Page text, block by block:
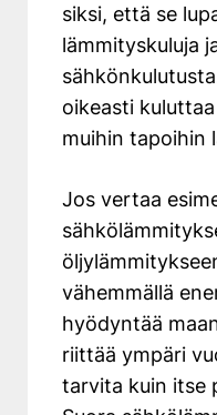
siksi, että se
lämmityskuluja
oikeasti
muihin tapoihin
Jos vertaa
vähemmällä
hyödyntää
riittää ympäri
tarvita kuin itse